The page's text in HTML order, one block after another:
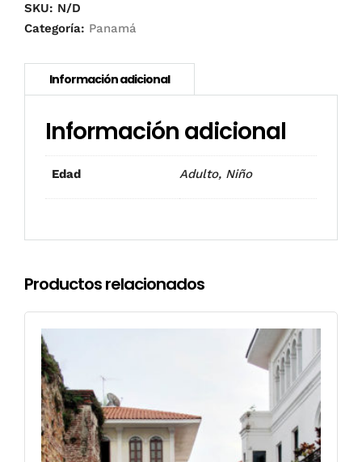
Canal
de
cantidad
SKU: N/D
Categoría: Panamá
Información adicional
Edad Adulto, Niño
Productos relacionados